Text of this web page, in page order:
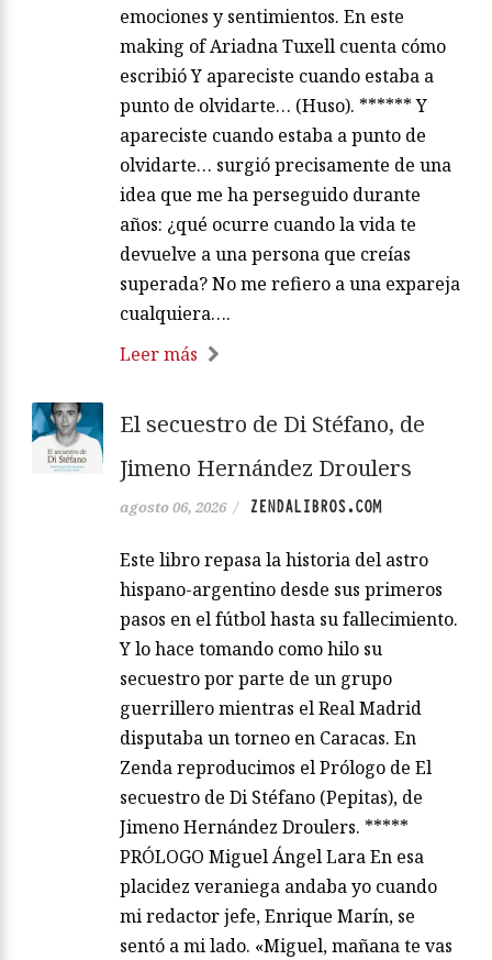
emociones y sentimientos. En este
making of Ariadna Tuxell cuenta cómo
escribió Y apareciste cuando estaba a
punto de olvidarte… (Huso). ****** Y
apareciste cuando estaba a punto de
olvidarte… surgió precisamente de una
idea que me ha perseguido durante
años: ¿qué ocurre cuando la vida te
devuelve a una persona que creías
superada? No me refiero a una expareja
cualquiera….
Leer más
El secuestro de Di Stéfano, de
Jimeno Hernández Droulers
agosto 06, 2026 / ZENDALIBROS.COM
Este libro repasa la historia del astro
hispano-argentino desde sus primeros
pasos en el fútbol hasta su fallecimiento.
Y lo hace tomando como hilo su
secuestro por parte de un grupo
guerrillero mientras el Real Madrid
disputaba un torneo en Caracas. En
Zenda reproducimos el Prólogo de El
secuestro de Di Stéfano (Pepitas), de
Jimeno Hernández Droulers. *****
PRÓLOGO Miguel Ángel Lara En esa
placidez veraniega andaba yo cuando
mi redactor jefe, Enrique Marín, se
sentó a mi lado. «Miguel, mañana te vas